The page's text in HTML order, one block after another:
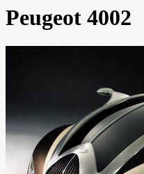
Peugeot 4002